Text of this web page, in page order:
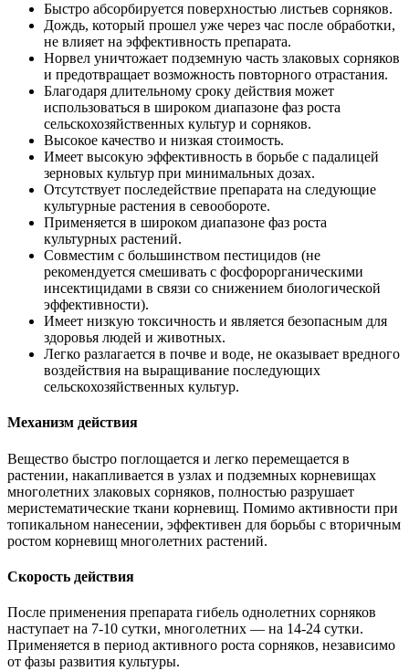
Быстро абсорбируется поверхностью листьев сорняков.
Дождь, который прошел уже через час после обработки,
не влияет на эффективность препарата.
Норвел уничтожает подземную часть злаковых сорняков
и предотвращает возможность повторного отрастания.
Благодаря длительному сроку действия может
использоваться в широком диапазоне фаз роста
сельскохозяйственных культур и сорняков.
Высокое качество и низкая стоимость.
Имеет высокую эффективность в борьбе с падалицей
зерновых культур при минимальных дозах.
Отсутствует последействие препарата на следующие
культурные растения в севообороте.
Применяется в широком диапазоне фаз роста
культурных растений.
Совместим с большинством пестицидов (не
рекомендуется смешивать с фосфорорганическими
инсектицидами в связи со снижением биологической
эффективности).
Имеет низкую токсичность и является безопасным для
здоровья людей и животных.
Легко разлагается в почве и воде, не оказывает вредного
воздействия на выращивание последующих
сельскохозяйственных культур.
Механизм действия
Вещество быстро поглощается и легко перемещается в
растении, накапливается в узлах и подземных корневищах
многолетних злаковых сорняков, полностью разрушает
меристематические ткани корневищ. Помимо активности при
топикальном нанесении, эффективен для борьбы с вторичным
ростом корневищ многолетних растений.
Скорость действия
После применения препарата гибель однолетних сорняков
наступает на 7-10 сутки, многолетних — на 14-24 сутки.
Применяется в период активного роста сорняков, независимо
от фазы развития культуры.